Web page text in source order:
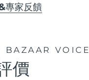
專家反饋
BAZAAR VOICE
價